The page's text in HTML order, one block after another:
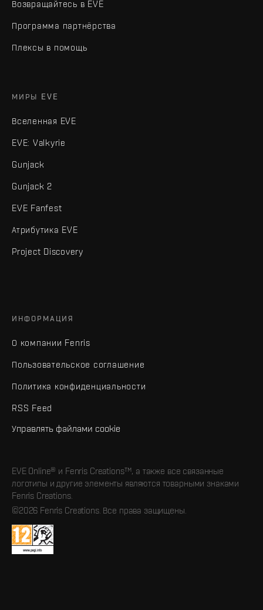
Возвращайтесь в EVE
Программа партнёрства
Плексы в помощь
МИРЫ EVE
Вселенная EVE
EVE: Valkyrie
Gunjack
Gunjack 2
EVE Fanfest
Атрибутика EVE
Project Discovery
ИНФОРМАЦИЯ
О компании Fenris
Пользовательское соглашение
Политика конфиденциальности
RSS Feed
Управлять файлами cookie
EVE Online® и Fenris Creations™, а также все связанные
логотипы и другие элементы являются товарными знаками
Fenris Creations.
©2026 Fenris Creations. Все права защищены.